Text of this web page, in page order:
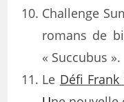
Challenge
romans de
« Succubus ».
Le Défi